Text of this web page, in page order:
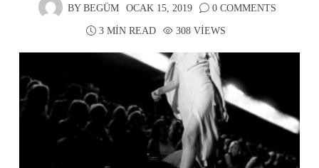
BY BEGÜM OCAK 15, 2019 0 COMMENTS
3 MIN READ 308 VIEWS